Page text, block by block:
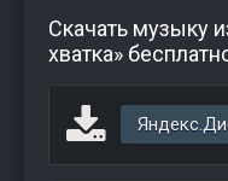
Скачать музыку
хватка»